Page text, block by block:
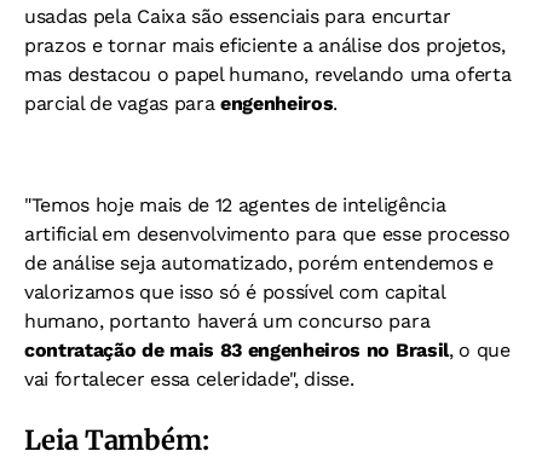
usadas pela Caixa são essenciais para encurtar
prazos e tornar mais eficiente a análise dos projetos,
mas destacou o papel humano, revelando uma oferta
parcial de vagas para engenheiros.
"Temos hoje mais de 12 agentes de inteligência
artificial em desenvolvimento para que esse processo
de análise seja automatizado, porém entendemos e
valorizamos que isso só é possível com capital
humano, portanto haverá um concurso para
contratação de mais 83 engenheiros no Brasil, o que
vai fortalecer essa celeridade", disse.
Leia Também: